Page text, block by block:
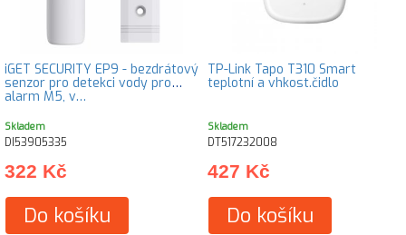
iGET SECURITY EP9 - bezdrátový
senzor pro detekci vody pro
alarm M5, v…
Skladem
DI53905335
322 Kč
Do košíku
TP-Link Tapo T310 Smart
teplotní a vhkost.čidlo
Skladem
DT517232008
427 Kč
Do košíku